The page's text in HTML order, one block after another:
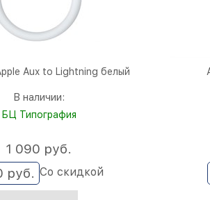
Aux to Lightning белый
В наличии:
БЦ Типография
руб. Со скидкой
1 090 руб.